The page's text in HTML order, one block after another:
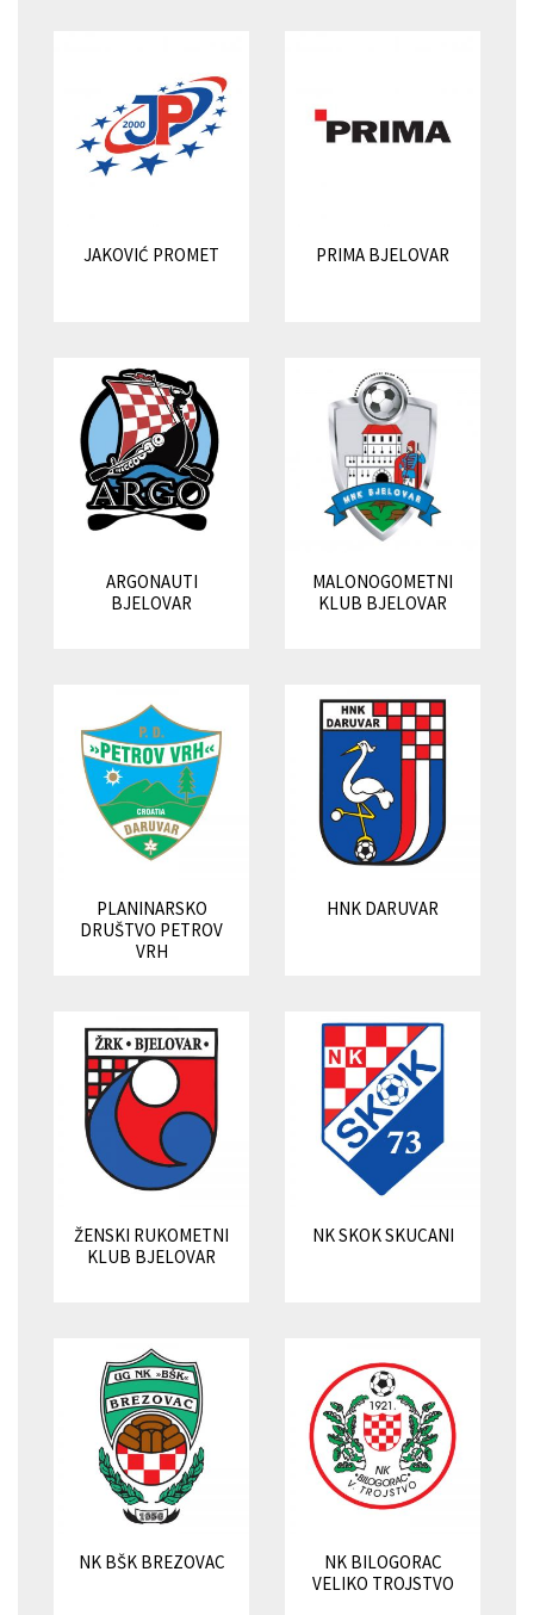
JAKOVIĆ PROMET PRIMA BJELOVAR
ARGONAUTI
BJELOVAR
MALONOGOMETNI
KLUB BJELOVAR
PLANINARSKO
DRUŠTVO PETROV
VRH
HNK DARUVAR
ŽENSKI RUKOMETNI
KLUB BJELOVAR
NK SKOK SKUCANI
NK BŠK BREZOVAC
NK BILOGORAC
VELIKO TROJSTVO